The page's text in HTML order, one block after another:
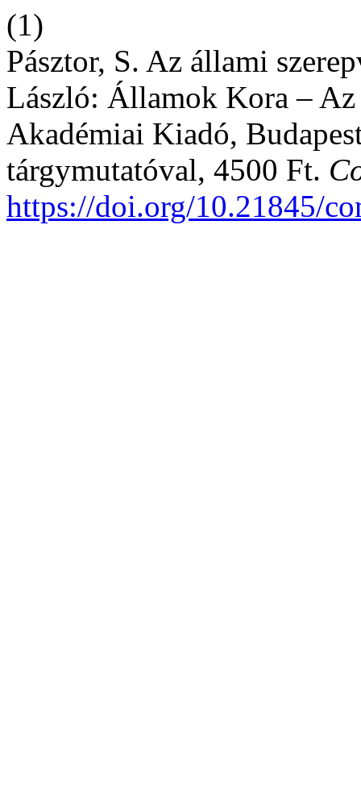
(1)
Pásztor, S. Az állami
László: Államok Kora –
Akadémiai Kiadó,
tárgymutatóval, 4500 Ft.
https://doi.org/10.21845/